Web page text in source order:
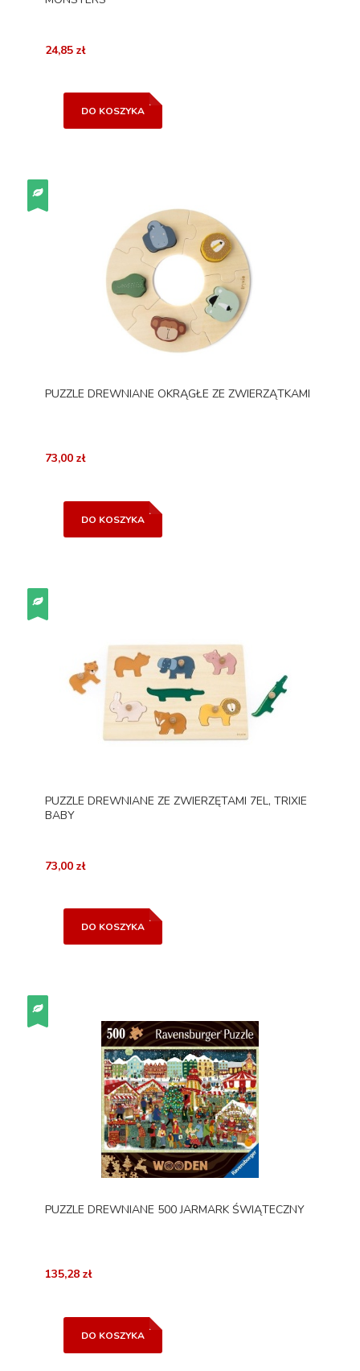
24,85 zł
DO KOSZYKA
PUZZLE DREWNIANE OKRĄGŁE ZE ZWIERZĄTKAMI
73,00 zł
DO KOSZYKA
PUZZLE DREWNIANE ZE ZWIERZĘTAMI 7EL, TRIXIE
BABY
73,00 zł
DO KOSZYKA
PUZZLE DREWNIANE 500 JARMARK ŚWIĄTECZNY
135,28 zł
DO KOSZYKA